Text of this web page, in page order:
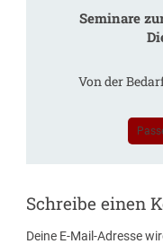
Seminare
Von der
Schreibe einen
Deine E-Mail-Adresse